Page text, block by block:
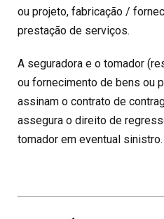
ou projeto, fabricação /
prestação de serviços.
A seguradora e o tomador
ou fornecimento de bens ou
assinam o contrato de
assegura o direito de
tomador em eventual sinistro.